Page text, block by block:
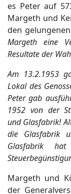
es Peter auf
Margeth und
den
Margeth eine
Resultate der
Am 13.2.1953
Lokal des
Peter gab
1952 von der
und Glasfabrik!
die Glasfabrik
Glasfabrik
Margeth und
der